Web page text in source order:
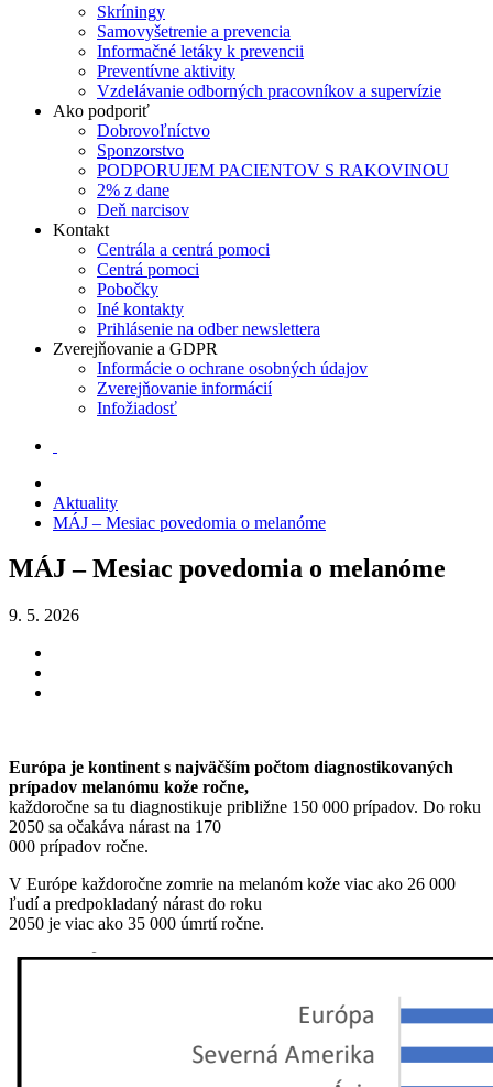
Skríningy
Samovyšetrenie a prevencia
Informačné letáky k prevencii
Preventívne aktivity
Vzdelávanie odborných pracovníkov a supervízie
Ako podporiť
Dobrovoľníctvo
Sponzorstvo
PODPORUJEM PACIENTOV S RAKOVINOU
2% z dane
Deň narcisov
Kontakt
Centrála a centrá pomoci
Centrá pomoci
Pobočky
Iné kontakty
Prihlásenie na odber newslettera
Zverejňovanie a GDPR
Informácie o ochrane osobných údajov
Zverejňovanie informácií
Infožiadosť
Aktuality
MÁJ – Mesiac povedomia o melanóme
MÁJ – Mesiac povedomia o melanóme
9. 5. 2026
Európa je kontinent s najväčším počtom diagnostikovaných
prípadov melanómu kože ročne,
každoročne sa tu diagnostikuje približne 150 000 prípadov. Do roku
2050 sa očakáva nárast na 170
000 prípadov ročne.
V Európe každoročne zomrie na melanóm kože viac ako 26 000
ľudí a predpokladaný nárast do roku
2050 je viac ako 35 000 úmrtí ročne.